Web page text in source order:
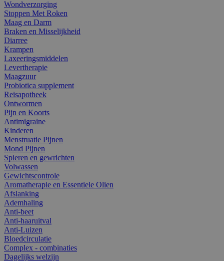
Wondverzorging
Stoppen Met Roken
Maag en Darm
Braken en Misselijkheid
Diarree
Krampen
Laxeeringsmiddelen
Levertherapie
Maagzuur
Probiotica supplement
Reisapotheek
Ontwormen
Pijn en Koorts
Antimigraine
Kinderen
Menstruatie Pijnen
Mond Pijnen
Spieren en gewrichten
Volwassen
Gewichtscontrole
Aromatherapie en Essentiele Olien
Afslanking
Ademhaling
Anti-beet
Anti-haaruitval
Anti-Luizen
Bloedcirculatie
Complex - combinaties
Dagelijks welzijn